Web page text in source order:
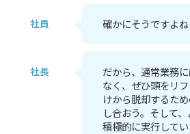
社員 確かにそうですよね
社長
だから、通常業務
なく、ぜひ頭をリ
けから脱却するた
し合おう。そして
積極的に実行して